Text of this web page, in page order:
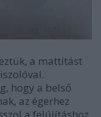
a mattítást
hogy a belső
az égerhez